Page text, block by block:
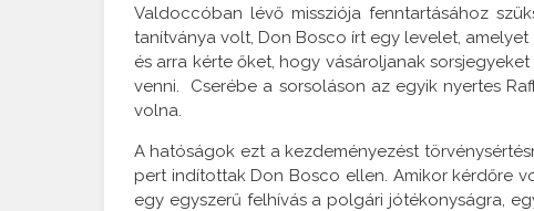
Valdoccóban lévő missziója fenntartásához
tanítványa volt, Don Bosco írt egy levelet,
és arra kérte őket, hogy vásároljanak
venni. Cserébe a sorsoláson az egyik nyertes
volna.
A hatóságok ezt a kezdeményezést
pert indítottak Don Bosco ellen. Amikor kérdőre
egy egyszerű felhívás a polgári jótékonyságra,